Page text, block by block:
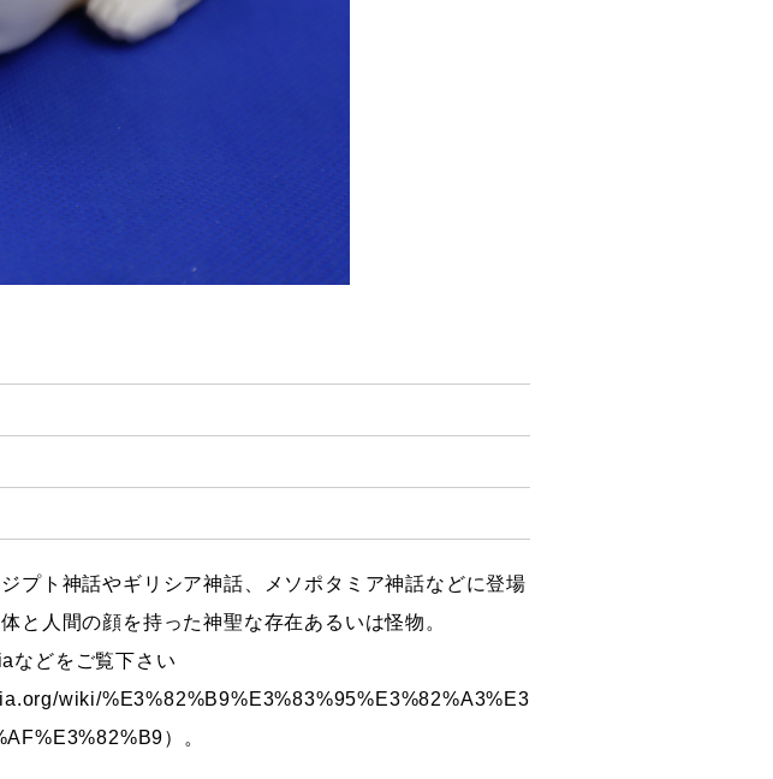
プト神話やギリシア神話、メソポタミア神話などに登場
と人間の顔を持った神聖な存在あるいは怪物。
などをご覧下さい
wiki/%E3%82%B9%E3%83%95%E3%82%A3%E3
）。